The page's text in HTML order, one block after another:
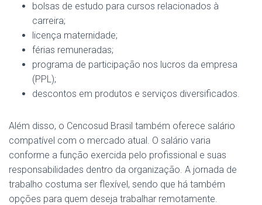
bolsas de estudo para cursos relacionados à
carreira;
licença maternidade;
férias remuneradas;
programa de participação nos lucros da empresa
(PPL);
descontos em produtos e serviços diversificados.
Além disso, o Cencosud Brasil também oferece salário
compatível com o mercado atual. O salário varia
conforme a função exercida pelo profissional e suas
responsabilidades dentro da organização. A jornada de
trabalho costuma ser flexível, sendo que há também
opções para quem deseja trabalhar remotamente.